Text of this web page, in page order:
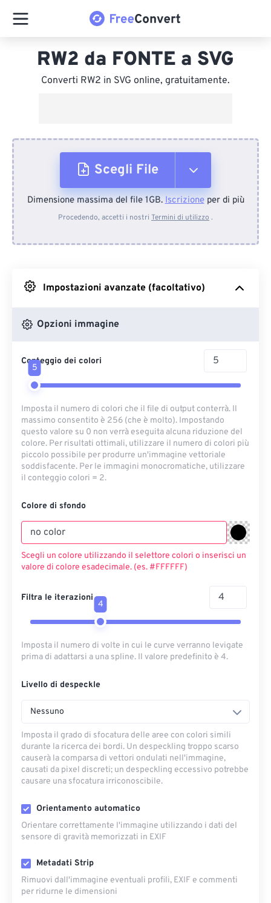
RW2 da FONTE a SVG
Converti RW2 in SVG online, gratuitamente.
Scegli File
Dal dispositivo
Da Google Drive
Dimensione massima del file 1GB.Iscrizioneper di più
Procedendo, accetti i nostri Termini di utilizzo .
Impostazioni avanzate (facoltativo)
Opzioni immagine
Conteggio dei colori
5
Imposta il numero di colori che il file di output conterrà. Il
massimo consentito è 256 (che è molto). Impostando
questo valore su 0 non verrà eseguita alcuna riduzione del
colore. Per risultati ottimali, utilizzare il numero di colori più
piccolo possibile per produrre un'immagine vettoriale
soddisfacente. Per le immagini monocromatiche, utilizzare
il conteggio colori = 2.
Colore di sfondo
Scegli un colore utilizzando il selettore colori o inserisci un
valore di colore esadecimale. (es. #FFFFFF)
Filtra le iterazioni
4
Imposta il numero di volte in cui le curve verranno levigate
prima di adattarsi a una spline. Il valore predefinito è 4.
Livello di despeckle
Nessuno
Imposta il grado di sfocatura delle aree con colori simili
durante la ricerca dei bordi. Un despeckling troppo scarso
causerà la comparsa di vettori ondulati nell'immagine,
causati da pixel discreti; un despeckling eccessivo potrebbe
causare una sfocatura irriconoscibile.
Orientamento automatico
Orientare correttamente l'immagine utilizzando i dati del
sensore di gravità memorizzati in EXIF
Metadati Strip
Rimuovi dall'immagine eventuali profili, EXIF ​​e commenti
per ridurne le dimensioni